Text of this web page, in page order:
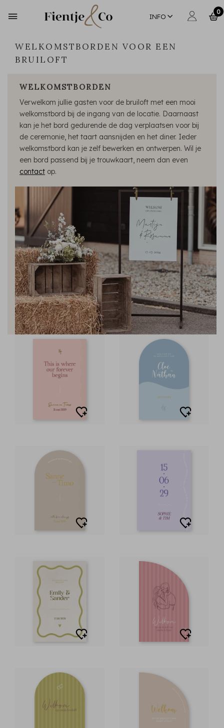
INFO
0
WELKOMSTBORDEN VOOR EEN
BRUILOFT
WELKOMSTBORDEN
Verwelkom jullie gasten voor de bruiloft met een mooi
welkomstbord bij de ingang van de locatie. Daarnaast
kan je het bord gedurende de dag verplaatsen voor bij
de ceremonie, het taart aansnijden en het diner. Ieder
welkomstbord kan je zelf bewerken en ontwerpen. Wil je
een bord passend bij je trouwkaart, neem dan even
contact op.